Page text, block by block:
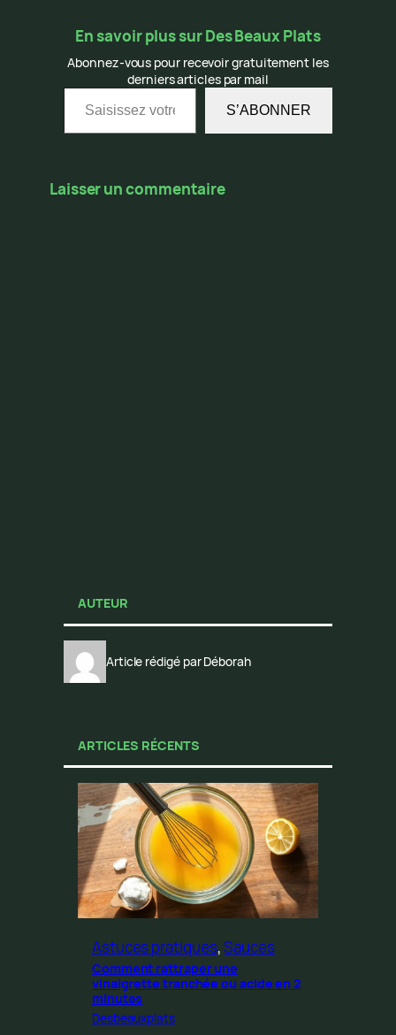
En savoir plus sur Des Beaux Plats
Abonnez-vous pour recevoir gratuitement les
derniers articles par mail
Saisissez votre adresse e-mail…
S’ABONNER
Laisser un commentaire
AUTEUR
Article rédigé par Déborah
ARTICLES RÉCENTS
Astuces pratiques, Sauces
Comment rattraper une
vinaigrette tranchée ou acide en 2
minutes
Desbeauxplats